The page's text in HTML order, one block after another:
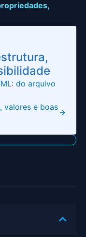
do arquivo
valores e boas